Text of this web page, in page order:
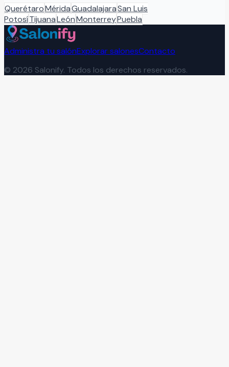
QuerétaroMéridaGuadalajaraSan Luis
PotosíTijuanaLeónMonterreyPuebla
Administra tu salónExplorar salonesContacto
© 2026 Salonify. Todos los derechos reservados.